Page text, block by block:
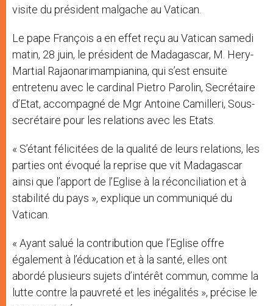
visite du président malgache au Vatican.
Le pape François a en effet reçu au Vatican samedi
matin, 28 juin, le président de Madagascar, M. Hery-
Martial Rajaonarimampianina, qui s’est ensuite
entretenu avec le cardinal Pietro Parolin, Secrétaire
d’Etat, accompagné de Mgr Antoine Camilleri, Sous-
secrétaire pour les relations avec les Etats.
« S’étant félicitées de la qualité de leurs relations, les
parties ont évoqué la reprise que vit Madagascar
ainsi que l’apport de l’Eglise à la réconciliation et à
stabilité du pays », explique un communiqué du
Vatican.
« Ayant salué la contribution que l’Eglise offre
également à l’éducation et à la santé, elles ont
abordé plusieurs sujets d’intérêt commun, comme la
lutte contre la pauvreté et les inégalités », précise le